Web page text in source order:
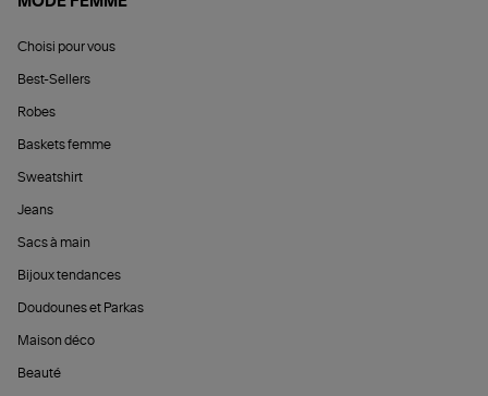
Choisi pour vous
Best-Sellers
Robes
Baskets femme
Sweatshirt
Jeans
Sacs à main
Bijoux tendances
Doudounes et Parkas
Maison déco
Beauté